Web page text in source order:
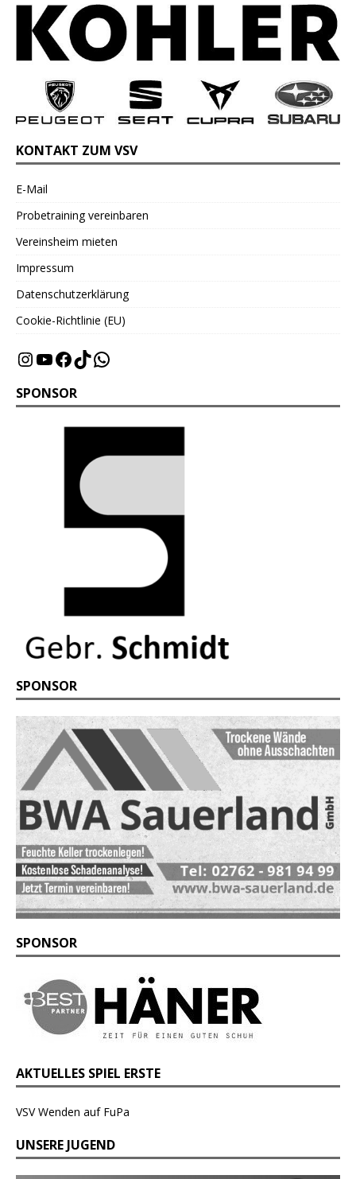
KONTAKT ZUM VSV
E-Mail
Probetraining vereinbaren
Vereinsheim mieten
Impressum
Datenschutzerklärung
Cookie-Richtlinie (EU)
SPONSOR
SPONSOR
SPONSOR
AKTUELLES SPIEL ERSTE
VSV Wenden auf FuPa
UNSERE JUGEND